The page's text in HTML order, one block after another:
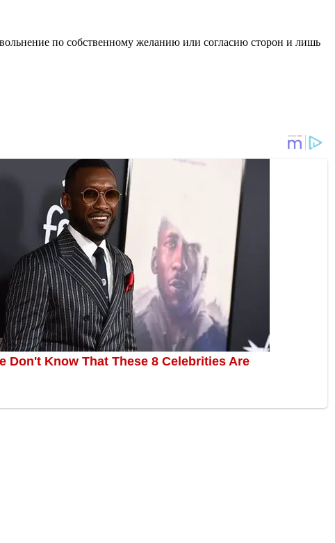
по собственному желанию или согласию сторон и лишь